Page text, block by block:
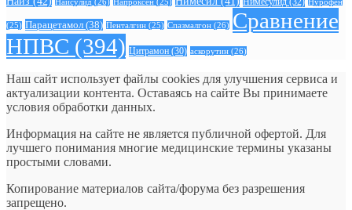
Напроксен (25) Нурофен
(25) Парацетамол (38) Пенталгин (25) Спазмалгон (26) Сравнение
НПВС (394) Цитрамон (30) аскорутин (26)
Наш сайт использует файлы cookies для улучшения сервиса и
актуализации контента. Оставаясь на сайте Вы принимаете
условия обработки данных.
Информация на сайте не является публичной офертой. Для
лучшего понимания многие медицинские термины указаны
простыми словами.
Копирование материалов сайта/форума без разрешения
запрещено.